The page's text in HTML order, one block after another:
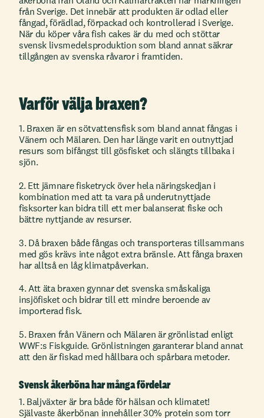
från Sverige. Det innebär att produkten är odlad eller
fångad, förädlad, förpackad och kontrollerad i Sverige.
När du köper våra fish cakes är du med och stöttar
svensk livsmedelsproduktion som bland annat säkrar
tillgången av svenska råvaror i framtiden.
Varför välja braxen?
1. Braxen är en sötvattensfisk som bland annat fångas i
Vänern och Mälaren. Den har länge varit en outnyttjad
resurs som bifångst till gösfisket och slängts tillbaka i
sjön.
2. Ett jämnare fisketryck över hela näringskedjan i
kombination med att ta vara på underutnyttjade
fisksorter kan bidra till ett mer balanserat fiske och
bättre nyttjande av resurser.
3. Då braxen både fångas och transporteras tillsammans
med gös krävs inte något extra bränsle. Att fånga braxen
har alltså en låg klimatpåverkan.
4. Att äta braxen gynnar det svenska småskaliga
insjöfisket och bidrar till ett mindre beroende av
importerad fisk.
5. Braxen från Vänern och Mälaren är grönlistad enligt
WWF:s Fiskguide. Grönlistningen garanterar bland annat
att den är fiskad med hållbara och spårbara metoder.
Svensk åkerböna har många fördelar
1. Baljväxter är bra både för hälsan och klimatet!
Självaste åkerbönan innehåller 30% protein som torr